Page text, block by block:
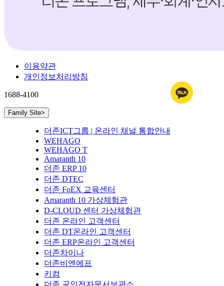
이용약관
개인정보처리방침
1688-4100
Family Site>
더존ICT그룹 | 온라인 채널 통합안내
WEHAGO
WEHAGO T
Amaranth 10
더존 ERP 10
더존 DTEC
더존 FoEX 교육센터
Amaranth 10 가상체험관
D-CLOUD 센터 가상체험관
더존 온라인 고객센터
더존 DT온라인 고객센터
더존 ERP온라인 고객센터
더존차이나
더존비엔에프
키컴
더존 공인전자문서보관소